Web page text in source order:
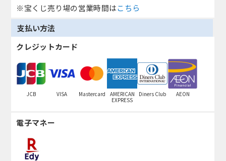
※宝くじ売り場の営業時間はこちら
支払い方法
クレジットカード
JCB VISA Mastercard
AMERICAN
EXPRESS
Diners Club AEON
電子マネー